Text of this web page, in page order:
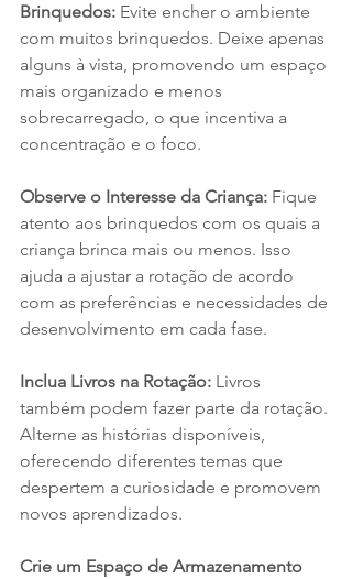
Brinquedos: Evite encher o ambiente
com muitos brinquedos. Deixe apenas
alguns à vista, promovendo um espaço
mais organizado e menos
sobrecarregado, o que incentiva a
concentração e o foco.
Observe o Interesse da Criança: Fique
atento aos brinquedos com os quais a
criança brinca mais ou menos. Isso
ajuda a ajustar a rotação de acordo
com as preferências e necessidades de
desenvolvimento em cada fase.
Inclua Livros na Rotação: Livros
também podem fazer parte da rotação.
Alterne as histórias disponíveis,
oferecendo diferentes temas que
despertem a curiosidade e promovem
novos aprendizados.
Crie um Espaço de Armazenamento